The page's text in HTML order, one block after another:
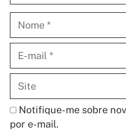
mail
Notifique-me sobre
por e-mail.